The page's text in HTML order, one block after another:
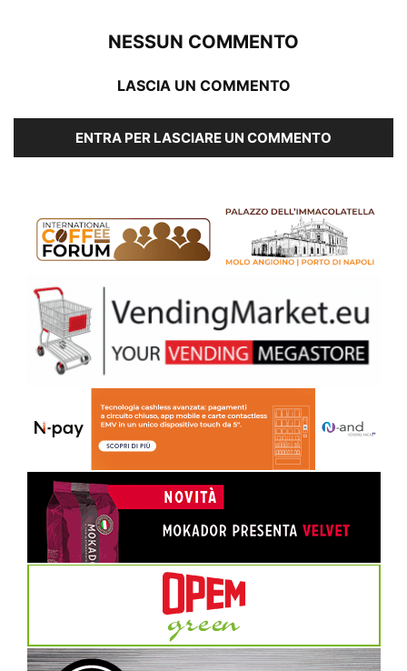
NESSUN COMMENTO
LASCIA UN COMMENTO
ENTRA PER LASCIARE UN COMMENTO